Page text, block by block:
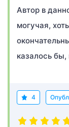
Автор в
могучая,
казалось
4